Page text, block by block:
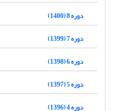
دوره 8 (1400)
دوره 7 (1399)
دوره 6 (1398)
دوره 5 (1397)
دوره 4 (1396)